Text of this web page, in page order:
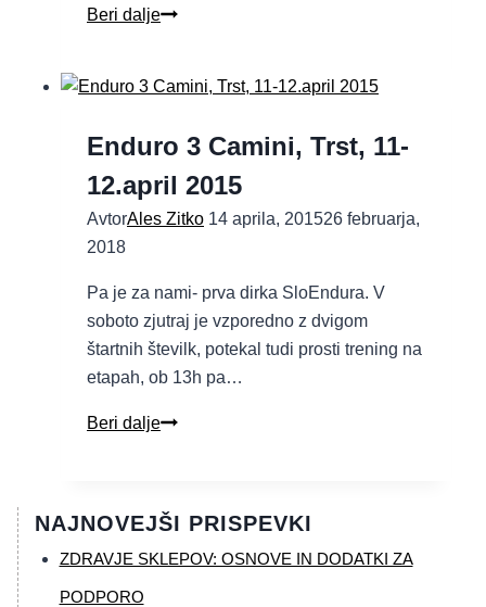
Beri dalje
Enduro 3 Camini, Trst, 11-
12.april 2015
AvtorAles Zitko 14 aprila, 201526 februarja,
2018
Pa je za nami- prva dirka SloEndura. V
soboto zjutraj je vzporedno z dvigom
štartnih številk, potekal tudi prosti trening na
etapah, ob 13h pa…
Beri dalje
NAJNOVEJŠI PRISPEVKI
ZDRAVJE SKLEPOV: OSNOVE IN DODATKI ZA
PODPORO